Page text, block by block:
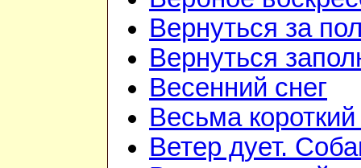
Вернуться за
Вернуться
Весенний снег
Весьма
Ветер дует.